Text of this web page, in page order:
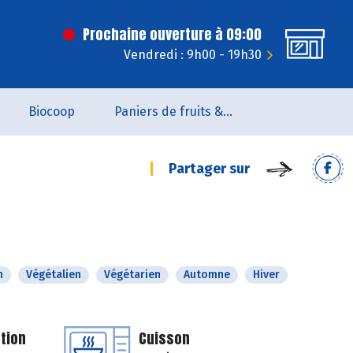
Prochaine ouverture à 09:00
Vendredi : 9h00 - 19h30
Biocoop Paniers de fruits & légumes
Partager sur
Végétalien Végétarien Automne
Hiver
Cuisson